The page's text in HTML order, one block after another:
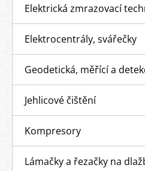
Elektrická zmrazovací
Elektrocentrály, svářečky
Geodetická, měřící a
Jehlicové čištění
Kompresory
Lámačky a řezačky na